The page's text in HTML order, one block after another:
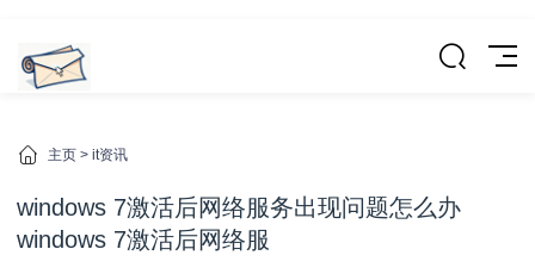
主页 > it资讯
windows 7激活后网络服务出现问题怎么办
windows 7激活后网络服